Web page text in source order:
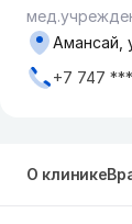
Амансай,
+7 747
О клинике